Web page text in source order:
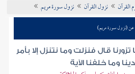
القرآن نزول القرآن نزول سورة مريم
(نزول سورة مريم)
تزورنا قال فنزلت وما نتنزل إلا بأمر
وما خلفنا الآية